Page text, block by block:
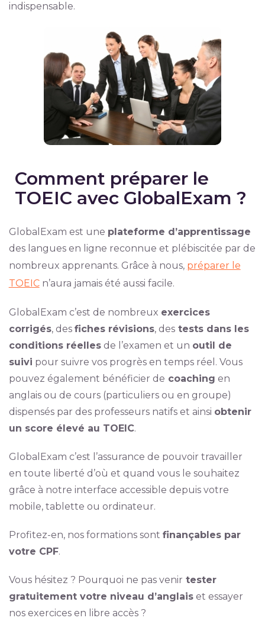
indispensable.
Comment préparer le
TOEIC avec GlobalExam ?
GlobalExam est une plateforme d’apprentissage
des langues en ligne reconnue et plébiscitée par de
nombreux apprenants. Grâce à nous, préparer le
TOEICn’aura jamais été aussi facile.
GlobalExam c’est de nombreux exercices
corrigés, des fiches révisions, destests dans les
conditions réellesde l’examen et un outil de
suivi pour suivre vos progrès en temps réel. Vous
pouvez également bénéficier de coaching en
anglais ou de cours (particuliers ou en groupe)
dispensés par des professeurs natifs et ainsi obtenir
un score élevé au TOEIC.
GlobalExam c’est l’assurance de pouvoir travailler
en toute liberté d’où et quand vous le souhaitez
grâce à notre interface accessible depuis votre
mobile, tablette ou ordinateur.
Profitez-en, nos formations sont finançables par
votre CPF.
Vous hésitez ? Pourquoi ne pas venir tester
gratuitement votre niveau d’anglaiset essayer
nos exercices en libre accès ?